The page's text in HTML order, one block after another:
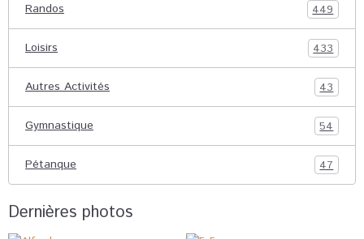
Randos 449
Loisirs 433
Autres Activités 43
Gymnastique 54
Pétanque 47
Dernières photos